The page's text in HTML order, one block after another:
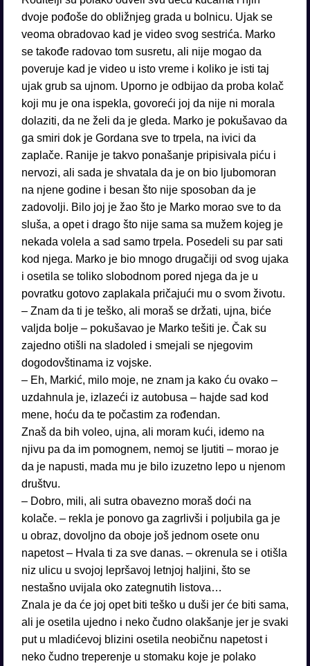
dvoje pođoše do obližnjeg grada u bolnicu. Ujak se
veoma obradovao kad je video svog sestrića. Marko
se takođe radovao tom susretu, ali nije mogao da
poveruje kad je video u isto vreme i koliko je isti taj
ujak grub sa ujnom. Uporno je odbijao da proba kolač
koji mu je ona ispekla, govoreći joj da nije ni morala
dolaziti, da ne želi da je gleda. Marko je pokušavao da
ga smiri dok je Gordana sve to trpela, na ivici da
zaplače. Ranije je takvo ponašanje pripisivala piću i
nervozi, ali sada je shvatala da je on bio ljubomoran
na njene godine i besan što nije sposoban da je
zadovolji. Bilo joj je žao što je Marko morao sve to da
sluša, a opet i drago što nije sama sa mužem kojeg je
nekada volela a sad samo trpela. Posedeli su par sati
kod njega. Marko je bio mnogo drugačiji od svog ujaka
i osetila se toliko slobodnom pored njega da je u
povratku gotovo zaplakala pričajući mu o svom životu.
– Znam da ti je teško, ali moraš se držati, ujna, biće
valjda bolje – pokušavao je Marko tešiti je. Čak su
zajedno otišli na sladoled i smejali se njegovim
dogodovštinama iz vojske.
– Eh, Markić, milo moje, ne znam ja kako ću ovako –
uzdahnula je, izlazeći iz autobusa – hajde sad kod
mene, hoću da te počastim za rođendan.
Znaš da bih voleo, ujna, ali moram kući, idemo na
njivu pa da im pomognem, nemoj se ljutiti – morao je
da je napusti, mada mu je bilo izuzetno lepo u njenom
društvu.
– Dobro, mili, ali sutra obavezno moraš doći na
kolače. – rekla je ponovo ga zagrlivši i poljubila ga je
u obraz, dovoljno da oboje još jednom osete onu
napetost – Hvala ti za sve danas. – okrenula se i otišla
niz ulicu u svojoj lepršavoj letnjoj haljini, što se
nestašno uvijala oko zategnutih listova…
Znala je da će joj opet biti teško u duši jer će biti sama,
ali je osetila ujedno i neko čudno olakšanje jer je svaki
put u mladićevoj blizini osetila neobičnu napetost i
neko čudno treperenje u stomaku koje je polako